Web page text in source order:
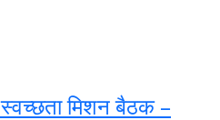
मिशन बैठक –